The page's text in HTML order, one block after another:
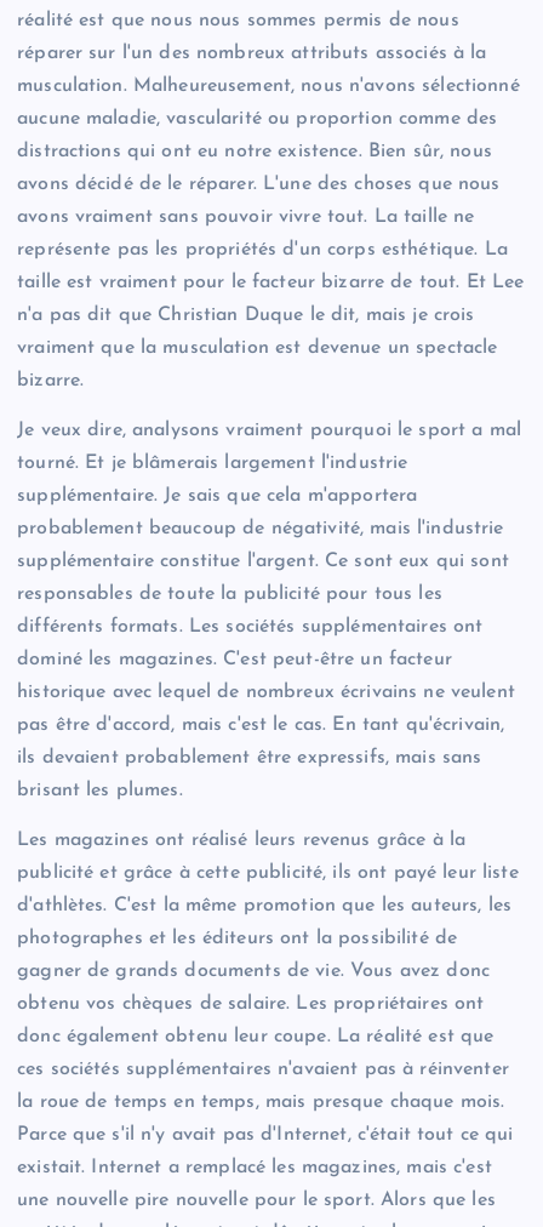
réalité est que nous nous sommes permis de nous
réparer sur l'un des nombreux attributs associés à la
musculation. Malheureusement, nous n'avons sélectionné
aucune maladie, vascularité ou proportion comme des
distractions qui ont eu notre existence. Bien sûr, nous
avons décidé de le réparer. L'une des choses que nous
avons vraiment sans pouvoir vivre tout. La taille ne
représente pas les propriétés d'un corps esthétique. La
taille est vraiment pour le facteur bizarre de tout. Et Lee
n'a pas dit que Christian Duque le dit, mais je crois
vraiment que la musculation est devenue un spectacle
bizarre.
Je veux dire, analysons vraiment pourquoi le sport a mal
tourné. Et je blâmerais largement l'industrie
supplémentaire. Je sais que cela m'apportera
probablement beaucoup de négativité, mais l'industrie
supplémentaire constitue l'argent. Ce sont eux qui sont
responsables de toute la publicité pour tous les
différents formats. Les sociétés supplémentaires ont
dominé les magazines. C'est peut-être un facteur
historique avec lequel de nombreux écrivains ne veulent
pas être d'accord, mais c'est le cas. En tant qu'écrivain,
ils devaient probablement être expressifs, mais sans
brisant les plumes.
Les magazines ont réalisé leurs revenus grâce à la
publicité et grâce à cette publicité, ils ont payé leur liste
d'athlètes. C'est la même promotion que les auteurs, les
photographes et les éditeurs ont la possibilité de
gagner de grands documents de vie. Vous avez donc
obtenu vos chèques de salaire. Les propriétaires ont
donc également obtenu leur coupe. La réalité est que
ces sociétés supplémentaires n'avaient pas à réinventer
la roue de temps en temps, mais presque chaque mois.
Parce que s'il n'y avait pas d'Internet, c'était tout ce qui
existait. Internet a remplacé les magazines, mais c'est
une nouvelle pire nouvelle pour le sport. Alors que les